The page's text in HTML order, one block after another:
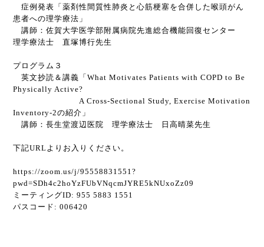
症例発表「薬剤性間質性肺炎と心筋梗塞を合併した喉頭がん
患者への理学療法」
講師：佐賀大学医学部附属病院先進総合機能回復センター
理学療法士 直塚博行先生
プログラム３
英文抄読＆講義「 What Motivates Patients with COPD to Be
Physically Active?
A Cross-Sectional Study, Exercise Motivation
Inventory-2の紹介」
講師：長生堂渡辺医院 理学療法士 日高晴菜先生
下記URLよりお入りください。
https://zoom.us/j/95558831551?
pwd=SDh4c2hoYzFUbVNqcmJYRE5kNUxoZz09
ミーティングID: 955 5883 1551
パスコード : 006420